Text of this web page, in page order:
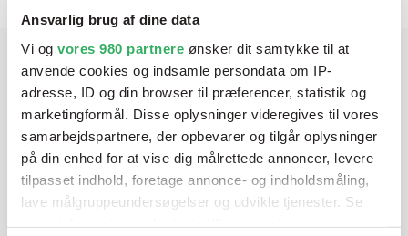
Ansvarlig brug af dine data
Vi og vores 980 partnere ønsker dit samtykke til at
anvende cookies og indsamle persondata om IP-
adresse, ID og din browser til præferencer, statistik og
marketingformål. Disse oplysninger videregives til vores
samarbejdspartnere, der opbevarer og tilgår oplysninger
på din enhed for at vise dig målrettede annoncer, levere
tilpasset indhold, foretage annonce- og indholdsmåling,
lave målgruppeundersøgelser og udvikle tjenester. Se
Holder den klare farve, selv efter at den har været
udsat for slid og opløsningsmidler
Gummiklæbestoffet giver fremragende
klæbestyrke på mange overflader
Kan monteres hurtigt og nemt på en lang række
overflader
Nem at tage af uden at efterlade klæbestof, hvilket
giver effektiv rengøring
Fås i mange forskelligartede farver (gul, hvid, rød,
Har du brug for hjælp? Vi sidder
klar ved telefonen
Vi tilbyder et bredt sortiment af produkter til
autolakering. Lige meget om du skal bruge en enkelt farve,
en sprøjtepistol eller om du har behov for en